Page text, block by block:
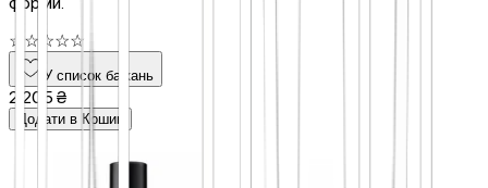
☆ ☆ ☆☆☆
У список бажань
2 205 ₴
Додати в Кошик